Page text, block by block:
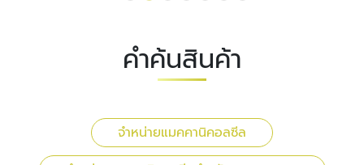
คำค้นสินค้า
จำหน่ายแมคคานิคอลซีล